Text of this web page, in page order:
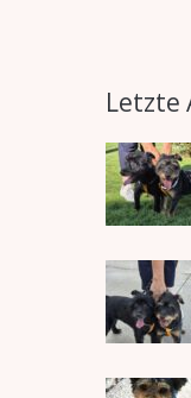
Letzte